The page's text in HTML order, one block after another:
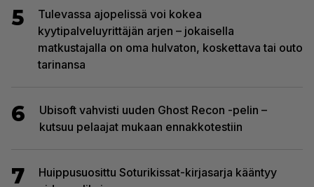
5
Tulevassa ajopelissä voi kokea
kyytipalveluyrittäjän arjen – jokaisella
matkustajalla on oma hulvaton, koskettava tai outo
tarinansa
6
Ubisoft vahvisti uuden Ghost Recon -pelin –
kutsuu pelaajat mukaan ennakkotestiin
7
Huippusuosittu Soturikissat-kirjasarja kääntyy